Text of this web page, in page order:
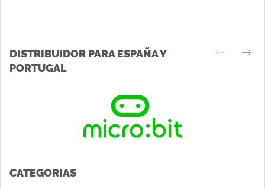
DISTRIBUIDOR PARA ESPAÑA Y
PORTUGAL
CATEGORIAS